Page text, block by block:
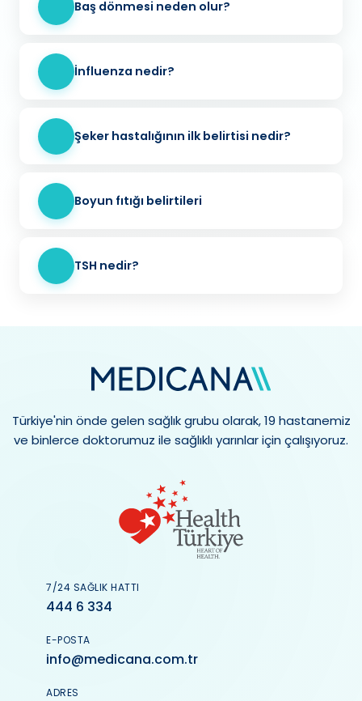
Baş dönmesi neden olur?
İnfluenza nedir?
Şeker hastalığının ilk belirtisi nedir?
Boyun fıtığı belirtileri
TSH nedir?
Türkiye'nin önde gelen sağlık grubu olarak, 19 hastanemiz
ve binlerce doktorumuz ile sağlıklı yarınlar için çalışıyoruz.
7/24 SAĞLIK HATTI
444 6 334
E-POSTA
info@medicana.com.tr
ADRES